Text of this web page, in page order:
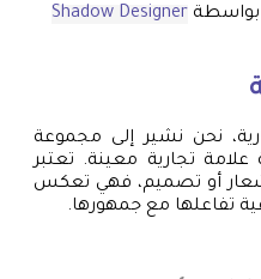
بواسطة Shadow Designer
نحن نشير إلى مجموعة
تجارية معينة. تعتبر
شعار أو تصميم، فهي تعكس
تفاعلها مع جمهورها.